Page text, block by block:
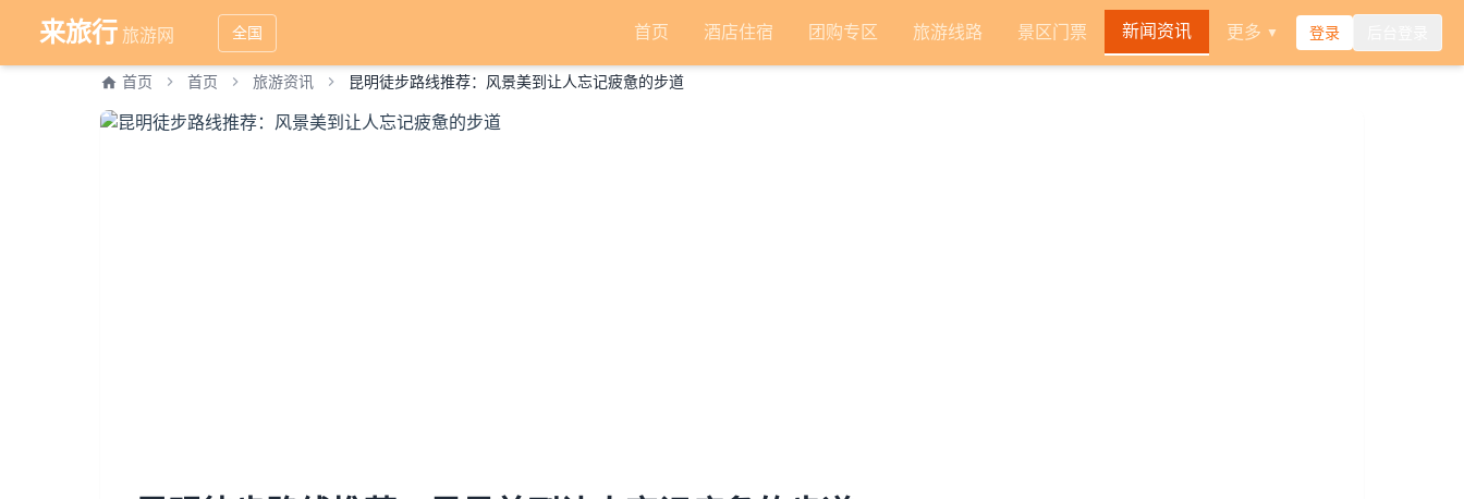
来旅行 旅游网 全国 首页 酒店住宿 团购专区 旅游线路 景区门票 新闻资讯 更多 ▼ 登录
首页 首页 旅游资讯 昆明徒步路线推荐：风景美到让人忘记疲惫的步道